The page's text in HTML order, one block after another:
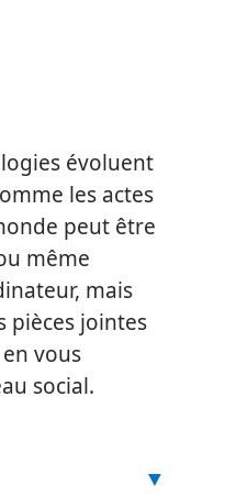
évoluent
les actes
peut être
même
mais
pièces jointes
vous
social.